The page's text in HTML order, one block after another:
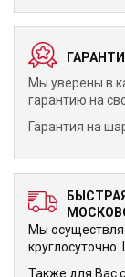
Мы уверены в
гарантию на
Гарантия на
Мы
Также для Вас